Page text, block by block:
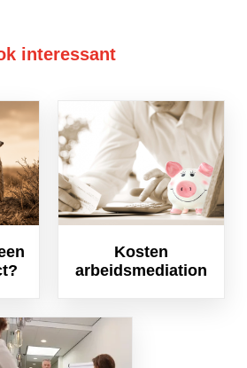
interessant
Kosten
arbeidsmediation